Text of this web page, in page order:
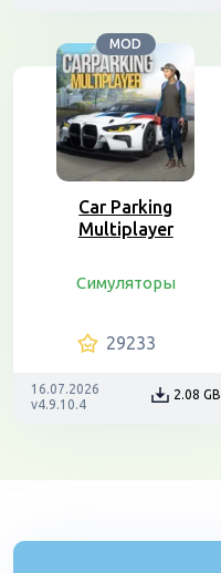
MOD
Car Parking
Multiplayer
Симуляторы
29233
16.07.2026
v4.9.10.4
2.08 GB